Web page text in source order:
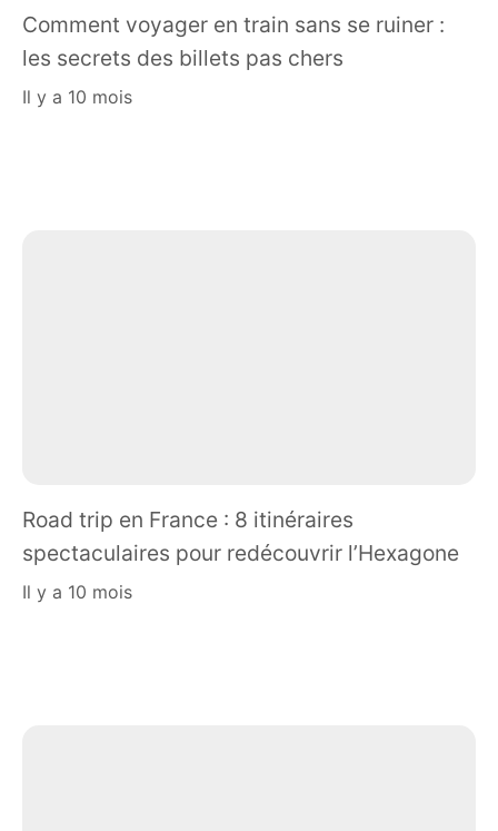
Comment voyager en train sans se ruiner :
les secrets des billets pas chers
il y a 10 mois
Road trip en France : 8 itinéraires
spectaculaires pour redécouvrir l’Hexagone
il y a 10 mois